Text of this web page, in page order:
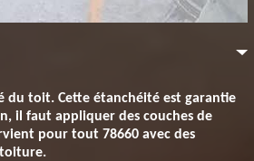
du toit. Cette étanchéité est garantie
il faut appliquer des couches de
pour tout 78660 avec des
toiture.